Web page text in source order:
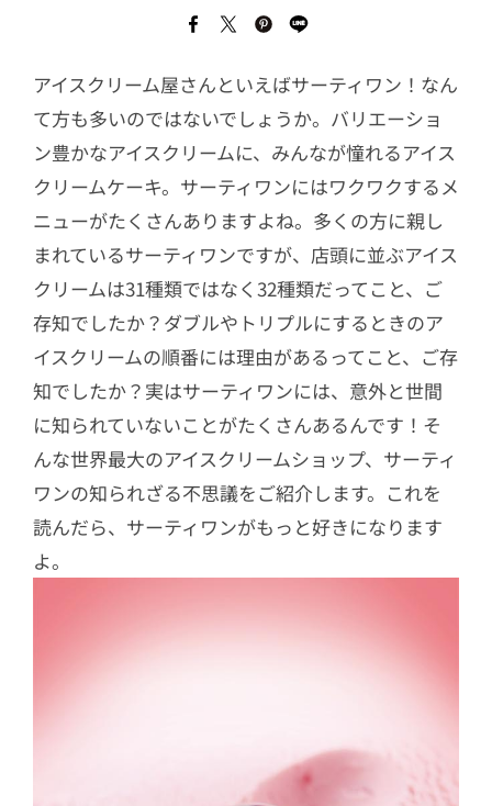
アイスクリーム屋さんといえばサーティワン！なん
て方も多いのではないでしょうか。バリエーショ
ン豊かなアイスクリームに、みんなが憧れるアイス
クリームケーキ。サーティワンにはワクワクするメ
ニューがたくさんありますよね。多くの方に親し
まれているサーティワンですが、店頭に並ぶアイス
クリームは31種類ではなく32種類だってこと、ご
存知でしたか？ダブルやトリプルにするときのア
イスクリームの順番には理由があるってこと、ご存
知でしたか？実はサーティワンには、意外と世間
に知られていないことがたくさんあるんです！そ
んな世界最大のアイスクリームショップ、サーティ
ワンの知られざる不思議をご紹介します。これを
読んだら、サーティワンがもっと好きになります
よ。